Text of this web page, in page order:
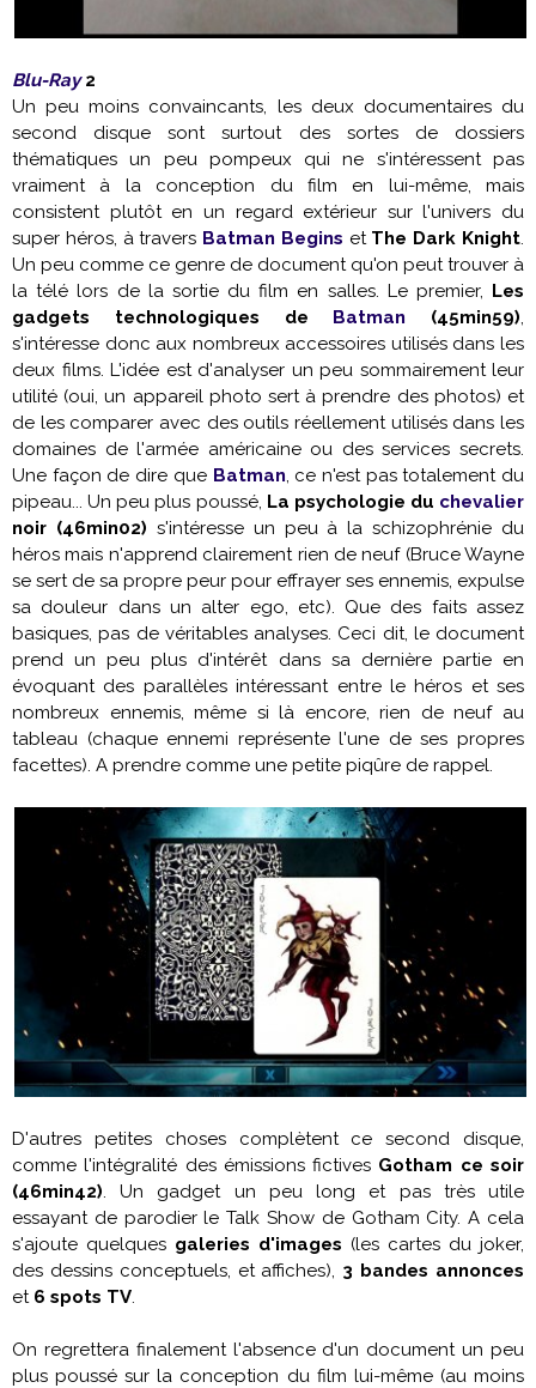
Blu-Ray2
Un peu moins convaincants, les deux documentaires du
second disque sont surtout des sortes de dossiers
thématiques un peu pompeux qui ne s'intéressent pas
vraiment à la conception du film en lui-même, mais
consistent plutôt en un regard extérieur sur l'univers du
super héros, à travers Batman Begins et The Dark Knight.
Un peu comme ce genre de document qu'on peut trouver à
la télé lors de la sortie du film en salles. Le premier, Les
gadgets technologiques de Batman (45min59),
s'intéresse donc aux nombreux accessoires utilisés dans les
deux films. L'idée est d'analyser un peu sommairement leur
utilité (oui, un appareil photo sert à prendre des photos) et
de les comparer avec des outils réellement utilisés dans les
domaines de l'armée américaine ou des services secrets.
Une façon de dire que Batman, ce n'est pas totalement du
pipeau... Un peu plus poussé, La psychologie du chevalier
noir (46min02) s'intéresse un peu à la schizophrénie du
héros mais n'apprend clairement rien de neuf (Bruce Wayne
se sert de sa propre peur pour effrayer ses ennemis, expulse
sa douleur dans un alter ego, etc). Que des faits assez
basiques, pas de véritables analyses. Ceci dit, le document
prend un peu plus d'intérêt dans sa dernière partie en
évoquant des parallèles intéressant entre le héros et ses
nombreux ennemis, même si là encore, rien de neuf au
tableau (chaque ennemi représente l'une de ses propres
facettes). A prendre comme une petite piqûre de rappel.
D'autres petites choses complètent ce second disque,
comme l'intégralité des émissions fictives Gotham ce soir
(46min42). Un gadget un peu long et pas très utile
essayant de parodier le Talk Show de Gotham City. A cela
s'ajoute quelques galeries d'images (les cartes du joker,
des dessins conceptuels, et affiches), 3 bandes annonces
et 6 spots TV.
On regrettera finalement l'absence d'un document un peu
plus poussé sur la conception du film lui-même (au moins